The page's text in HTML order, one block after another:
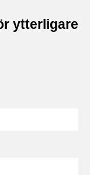
ytterligare